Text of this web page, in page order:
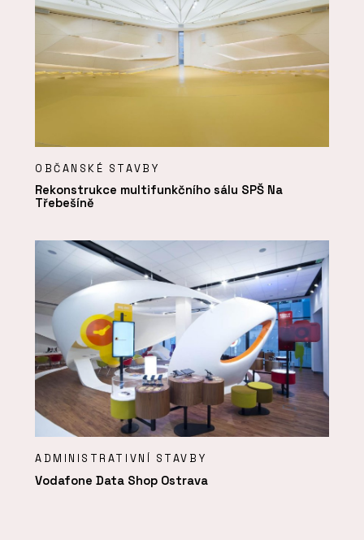
OBČANSKÉ STAVBY
Rekonstrukce multifunkčního sálu SPŠ Na
Třebešíně
ADMINISTRATIVNÍ STAVBY
Vodafone Data Shop Ostrava